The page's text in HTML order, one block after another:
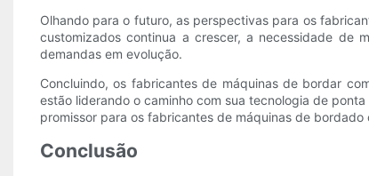
Olhando para o futuro, as perspectivas para os
customizados continua a crescer, a necessidade de
demandas em evolução.
Concluindo, os fabricantes de máquinas de bordar
estão liderando o caminho com sua tecnologia de
promissor para os fabricantes de máquinas de
Conclusão